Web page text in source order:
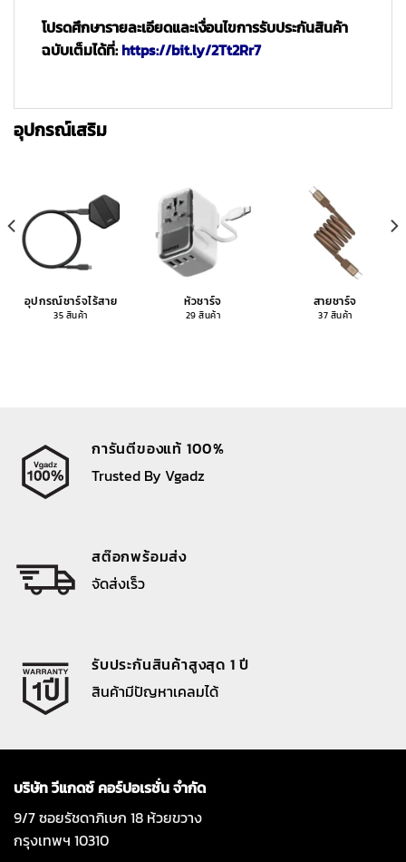
โปรดศึกษารายละเอียดและเงื่อนไขการรับประกันสินค้า
ฉบับเต็มได้ที่:https://bit.ly/2Tt2Rr7
อุปกรณ์เสริม
อุปกรณ์ชาร์จไร้สาย
35 สินค้า
หัวชาร์จ
29 สินค้า
สายชาร์จ
37 สินค้า
การันตีของแท้ 100%
Trusted By Vgadz
สต๊อกพร้อมส่ง
จัดส่งเร็ว
รับประกันสินค้าสูงสุด 1 ปี
สินค้ามีปัญหาเคลมได้
บริษัท วีแกดซ์ คอร์ปอเรชั่น จำกัด
9/7 ซอยรัชดาภิเษก 18 ห้วยขวาง
กรุงเทพฯ 10310